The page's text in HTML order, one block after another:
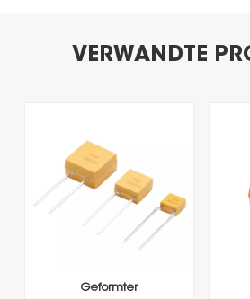
VERWANDTE
Geformter